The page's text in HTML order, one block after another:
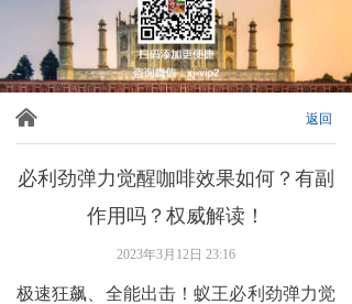
蚁王资讯
蚁王健康
产品反馈
必利劲弹力觉醒咖啡效果如何？有副
作用吗？权威解读！
极速狂飙、全能出击！蚁王必利劲弹力觉
2023年3月12日 23:16
낀 返回